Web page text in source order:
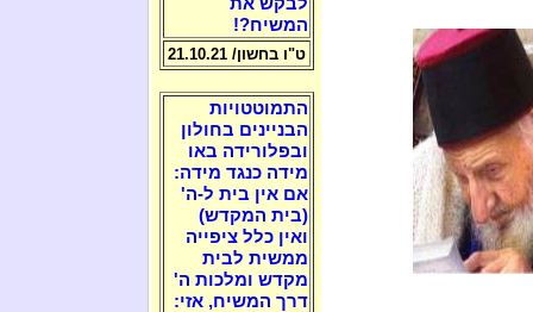
המשיח?!
ט"ו בחשון/ 21.10.21
התמוטטויות
הבניינים בחולון
ובפלורידה באו
מידה כנגד מידה:
אם אין בית ל-ה'
(בית המקדש)
ואין כלל ציפייה
ממשית לבית
מקדש ומלכות ה'
דרך המשיח, אזי: